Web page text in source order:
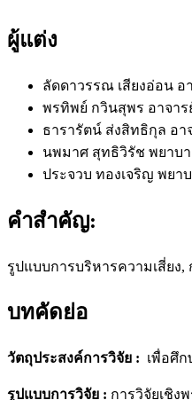
ผู้แต่ง
ลัดดาวรรณ เสียงอ่อน อ
พรทิพย์ กวินสุพร อาจา
ธารารัตน์ ส่งสิทธิกุล อา
นพมาศ สุทธิวิรัช พยาบ
ประจวบ ทองเจริญ พยา
คำสำคัญ:
รูปแบบการบริหารความเสี่ย
บทคัดย่อ
วัตถุประสงค์การวิจัย : เพื่อศึ
รูปแบบการวิจัย : การวิจัยเชิง